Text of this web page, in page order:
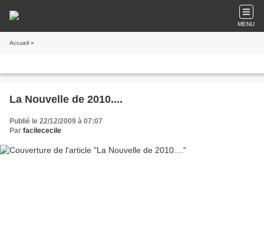
MENU
Accueil »
La Nouvelle de 2010....
Publié le 22/12/2009 à 07:07
Par facilececile